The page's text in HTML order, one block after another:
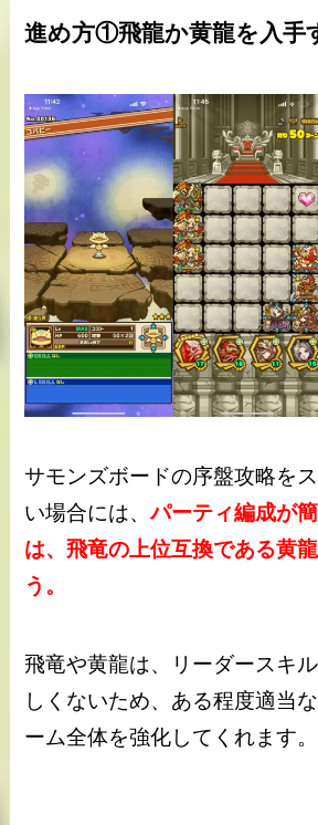
進め方①飛龍か黄龍を入手
サモンズボードの序盤攻略を
い場合には、パーティ編成が
は、飛竜の上位互換である黄
う。
飛竜や黄龍は、リーダースキ
しくないため、ある程度適当
ーム全体を強化してくれます。